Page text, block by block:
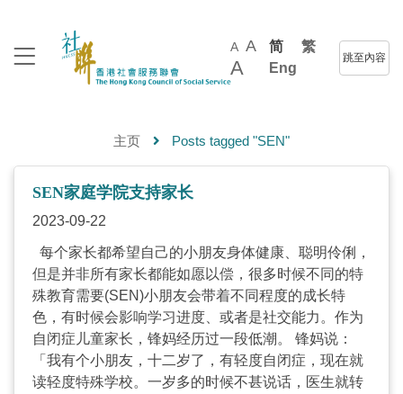
A A
A
简
繁
Eng
跳至內容
主页 Posts tagged "SEN"
SEN家庭学院支持家长
2023-09-22
每个家长都希望自己的小朋友身体健康、聪明伶俐，
但是并非所有家长都能如愿以偿，很多时候不同的特
殊教育需要(SEN)小朋友会带着不同程度的成长特
色，有时候会影响学习进度、或者是社交能力。作为
自闭症儿童家长，锋妈经历过一段低潮。 锋妈说：
「我有个小朋友，十二岁了，有轻度自闭症，现在就
读轻度特殊学校。一岁多的时候不甚说话，医生就转